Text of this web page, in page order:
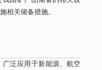
相关储备措施。
泛应用于新能源、航空